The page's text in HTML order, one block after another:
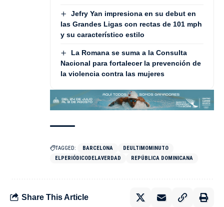
Jefry Yan impresiona en su debut en
las Grandes Ligas con rectas de 101 mph
y su característico estilo
La Romana se suma a la Consulta
Nacional para fortalecer la prevención de
la violencia contra las mujeres
TAGGED: BARCELONA
DEULTIMOMINUTO
ELPERIÓDICODELAVERDAD
REPÚBLICA DOMINICANA
Share This Article